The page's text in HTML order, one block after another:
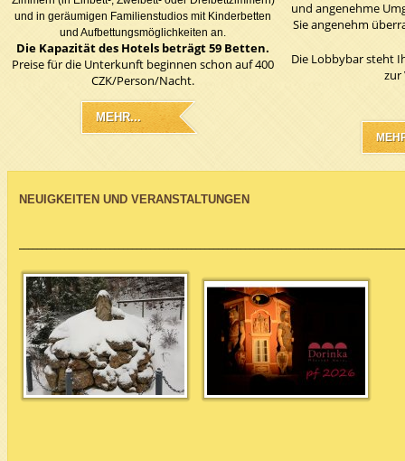
und in geräumigen Familienstudios mit Kinderbetten
und Aufbettungsmöglichkeiten an.
Die Kapazität des Hotels beträgt 59 Betten.
Preise für die Unterkunft beginnen schon auf 400
CZK/Person/Nacht.
MEHR...
und angenehme
Sie angenehm
Die Lobbybar steht
zur
NEUIGKEITEN UND VERANSTALTUNGEN